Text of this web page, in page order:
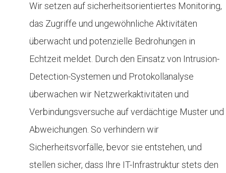
Wir setzen auf sicherheitsorientiertes Monitoring,
das Zugriffe und ungewöhnliche Aktivitäten
überwacht und potenzielle Bedrohungen in
Echtzeit meldet. Durch den Einsatz von Intrusion-
Detection-Systemen und Protokollanalyse
überwachen wir Netzwerkaktivitäten und
Verbindungsversuche auf verdächtige Muster und
Abweichungen. So verhindern wir
Sicherheitsvorfälle, bevor sie entstehen, und
stellen sicher, dass Ihre IT-Infrastruktur stets den